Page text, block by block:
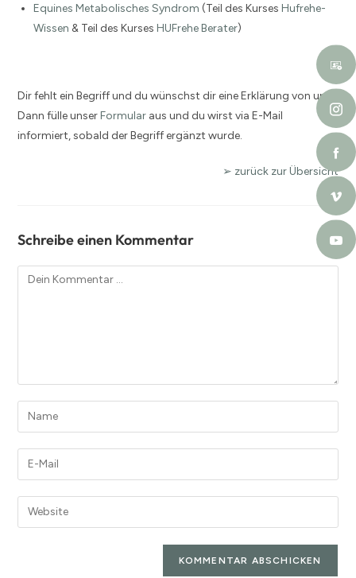
Equines Metabolisches Syndrom (Teil des KursesHufrehe-
Wissen & Teil des KursesHUFrehe Berater)
Dir fehlt ein Begriff und du wünschst dir eine Erklärung von uns?
Dann fülle unserFormular aus und du wirst via E-Mail
informiert, sobald der Begriff ergänzt wurde.
➢ zurück zur Übersicht
Schreibe einen Kommentar